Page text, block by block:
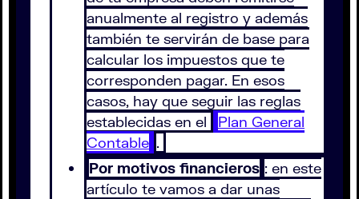
anualmente al registro y además
también te servirán de base para
calcular los impuestos que te
corresponden pagar. En esos
casos, hay que seguir las reglas
establecidas en el
Plan General
Contable .
Por motivos financieros : en este
artículo te vamos a dar unas